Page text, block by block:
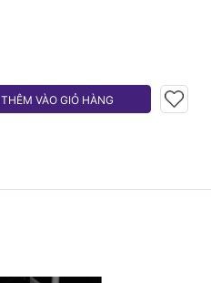
THÊM VÀO GIỎ HÀNG